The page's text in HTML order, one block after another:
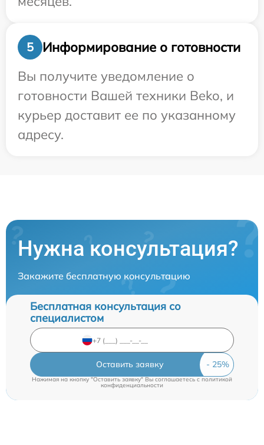
5
Информирование о готовности
Вы получите уведомление о
готовности Вашей техники Beko, и
курьер доставит ее по указанному
адресу.
Нужна консультация?
Закажите бесплатную консультацию
Бесплатная консультация со
специалистом
Оставить заявку
Нажимая на кнопку "Оставить заявку" Вы соглашаетесь c политикой
конфиденциальности